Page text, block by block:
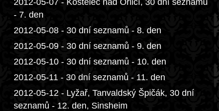
2012-05-07 - Kostelec nad Orlicí, 30 dní seznamů
- 7. den
2012-05-08 - 30 dní seznamů - 8. den
2012-05-09 - 30 dní seznamů - 9. den
2012-05-10 - 30 dní seznamů - 10. den
2012-05-11 - 30 dní seznamů - 11. den
2012-05-12 - Lyžař, Tanvaldský Špičák, 30 dní
seznamů - 12. den, Sinsheim